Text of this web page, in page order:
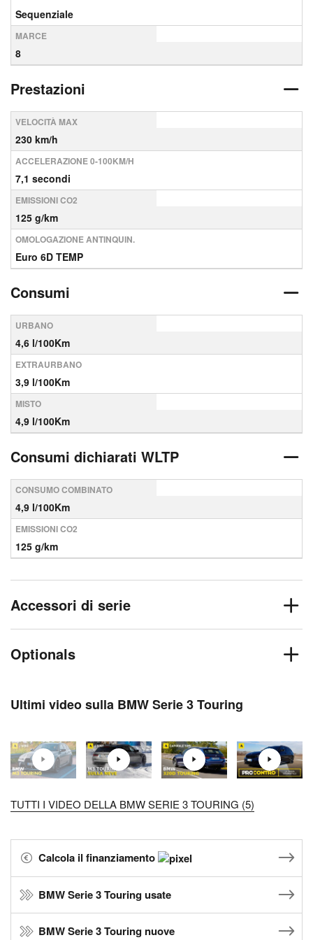
Sequenziale
MARCE
8
Prestazioni
VELOCITÀ MAX
230 km/h
ACCELERAZIONE 0-100KM/H
7,1 secondi
EMISSIONI CO2
125 g/km
OMOLOGAZIONE ANTINQUIN.
Euro 6D TEMP
Consumi
URBANO
4,6 l/100Km
EXTRAURBANO
3,9 l/100Km
MISTO
4,9 l/100Km
Consumi dichiarati WLTP
CONSUMO COMBINATO
4,9 l/100Km
EMISSIONI CO2
125 g/km
Accessori di serie
Optionals
Ultimi video sulla BMW Serie 3 Touring
TUTTI I VIDEO DELLA BMW SERIE 3 TOURING (5)
Calcola il finanziamento
BMW Serie 3 Touring usate
BMW Serie 3 Touring nuove